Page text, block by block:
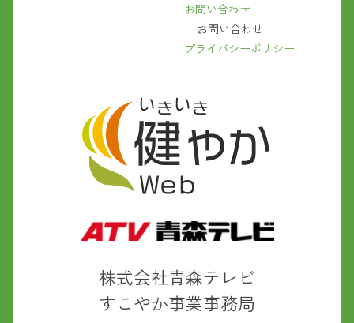
株式会社青森テレビ
すこやか事業事務局
お問い合わせ
お問い合わせ
プライバシーポリシー